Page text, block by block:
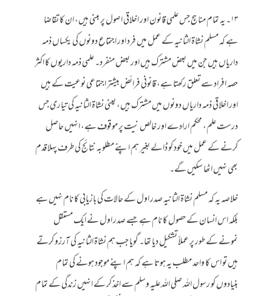
۱۳۔ یہ تمام مناہج جس علمی قانون اور اخلاقی اصول پر مبنی ہیں، ان کا تقاضا
ہے کہ مسلم نشاۃ الثانیہ کے عمل میں فرد اور اجتماع دونوں کی یکساں ذمہ
داریاں ہیں جن میں بعض مشترک ہیں اور بعض منفرد۔ علمی ذمہ داریوں کا اکثر
حصہ افراد سے تعلق رکھتا ہے، قانونی فرائض بیشتر اجتماعی نوعیت کے ہیں
اور اخلاقی ذمہ داریاں دونوں میں مشترک ہیں، یعنی نشاۃ الثانیہ کی تیاری جس
درست علم، محکم ارادے اور خالص نیت پر موقوف ہے، انہیں حاصل
کرنے کے عمل میں خود کو ڈالے بغیر ہم اپنے مطلوبہ نتائج کی طرف پہلا قدم
بھی نہیں اٹھا سکیں گے۔
خلاصہ یہ کہ مسلم نشاۃ الثانیہ صدر اول کے حالات کی بازیابی کا نام نہیں ہے
بلکہ اس انسان کے حصول کا نام ہے جسے صدر اول نے ایک مستقل
نمونے کے طور پر عملاً تشکیل دیا تھا۔ گویا جب ہم نشاۃ الثانیہ کی آرزو کرتے
ہیں تو اس کا واحد مطلب یہ ہوتا ہے کہ ہم اپنے موجود ہونے کی تمام
بنیادوں کو رسول اللہ صلی اللہ علیہ وسلم سے اخذ کر کے انہیں زندگی کے تمام